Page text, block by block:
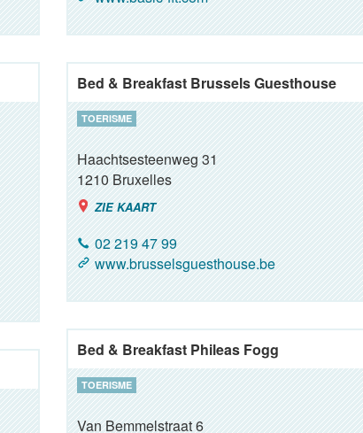
Bed & Breakfast Brussels Guesthouse
TOERISME
Haachtsesteenweg 31
1210Bruxelles
ZIE KAART
02 219 47 99
www.brusselsguesthouse.be
Bed & Breakfast Phileas Fogg
TOERISME
Van Bemmelstraat 6